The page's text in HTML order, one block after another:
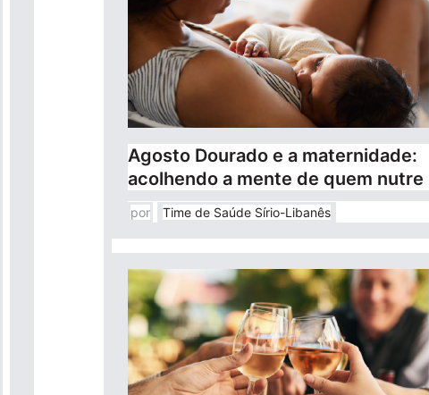
Agosto Dourado e a maternidade:
acolhendo a mente de quem nutre
por Time de Saúde Sírio-Libanês